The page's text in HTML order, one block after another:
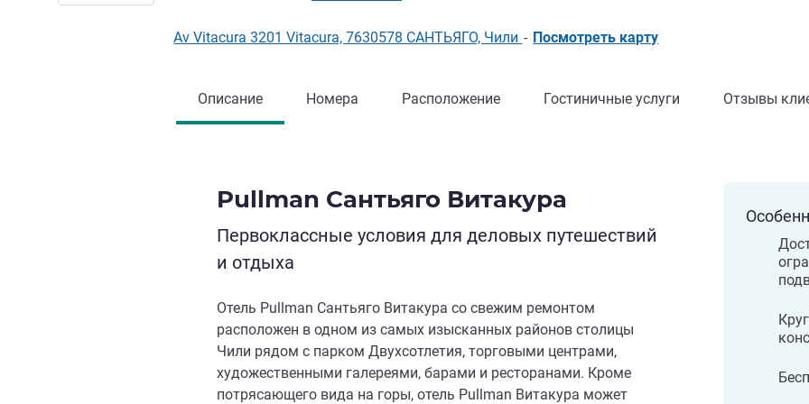
Av Vitacura 3201 Vitacura, 7630578 САНТЬЯГО, Чили - Посмотреть карту
Описание Номера Расположение Гостиничные услуги Отзывы
Pullman Сантьяго Витакура
Первоклассные условия для деловых путешествий
и отдыха
Отель Pullman Сантьяго Витакура со свежим ремонтом
расположен в одном из самых изысканных районов столицы
Чили рядом с парком Двухсотлетия, торговыми центрами,
художественными галереями, барами и ресторанами. Кроме
потрясающего вида на горы, отель Pullman Витакура может